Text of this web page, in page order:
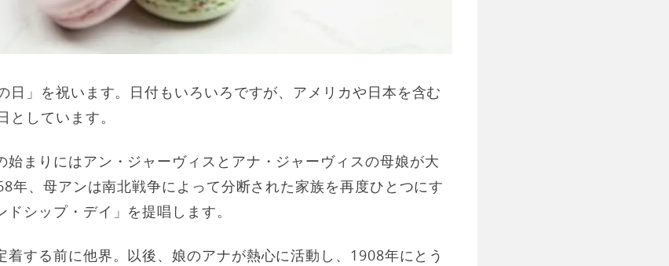
日」を祝います。日付もいろいろですが、アメリカや日本を含む
しています。
始まりにはアン・ジャーヴィスとアナ・ジャーヴィスの母娘が大
年、母アンは南北戦争によって分断された家族を再度ひとつにす
シップ・デイ」を提唱します。
着する前に他界。以後、娘のアナが熱心に活動し、1908年にとう